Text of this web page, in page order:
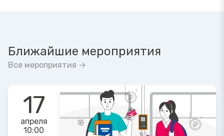
Ближайшие мероприятия
Все мероприятия →
17
апреля
10:00